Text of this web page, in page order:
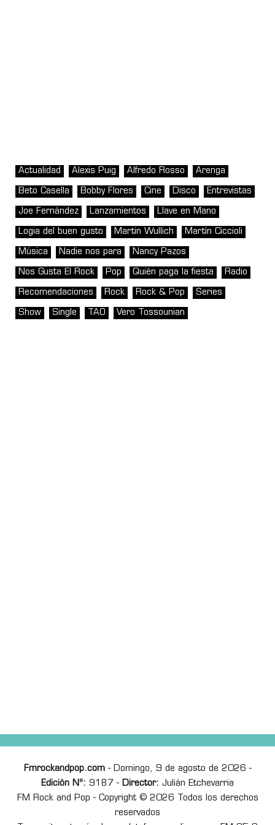
Actualidad Alexis Puig Alfredo Rosso Arenga
Beto Casella Bobby Flores Cine Disco Entrevistas
Joe Fernández Lanzamientos Llave en Mano
Logia del buen gusto Martin Wullich Martín Ciccioli
Música Nadie nos para Nancy Pazos
Nos Gusta El Rock Pop Quién paga la fiesta Radio
Recomendaciones Rock Rock & Pop Series
Show Single TAO Vero Tossounian
Fmrockandpop.com- Domingo, 9 de agosto de 2026 -
Edición Nº: 9187 - Director: Julián Etchevarria
FM Rock and Pop - Copyright © 2026 Todos los derechos
reservados